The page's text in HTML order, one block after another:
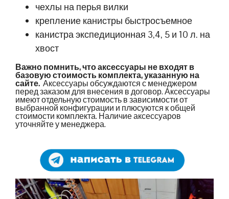
чехлы на перья вилки
крепление канистры быстросъемное
канистра экспедиционная 3,4, 5 и 10 л. на
хвост
Важно помнить, что аксессуары не входят в
базовую стоимость комплекта, указанную на
сайте. Аксессуары обсуждаются с менеджером
перед заказом для внесения в договор. Аксессуары
имеют отдельную стоимость в зависимости от
выбранной конфигурации и плюсуются к общей
стоимости комплекта. Наличие аксессуаров
уточняйте у менеджера.